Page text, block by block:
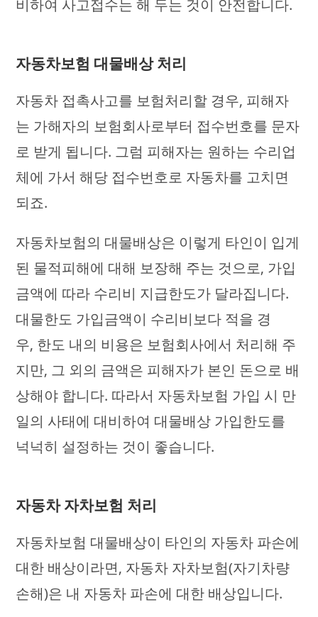
비하여 사고접수는 해 두는 것이 안전합니다.
자동차보험 대물배상 처리
자동차 접촉사고를 보험처리할 경우, 피해자
는 가해자의 보험회사로부터 접수번호를 문자
로 받게 됩니다. 그럼 피해자는 원하는 수리업
체에 가서 해당 접수번호로 자동차를 고치면
되죠.
자동차보험의 대물배상은 이렇게 타인이 입게
된 물적피해에 대해 보장해 주는 것으로, 가입
금액에 따라 수리비 지급한도가 달라집니다.
대물한도 가입금액이 수리비보다 적을 경
우, 한도 내의 비용은 보험회사에서 처리해 주
지만, 그 외의 금액은 피해자가 본인 돈으로 배
상해야 합니다. 따라서 자동차보험 가입 시 만
일의 사태에 대비하여 대물배상 가입한도를
넉넉히 설정하는 것이 좋습니다.
자동차 자차보험 처리
자동차보험 대물배상이 타인의 자동차 파손에
대한 배상이라면, 자동차 자차보험(자기차량
손해)은 내 자동차 파손에 대한 배상입니다.